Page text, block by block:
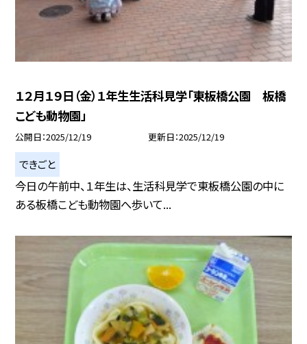
１２月１９日（金）１年生生活科見学「東板橋公園 板橋
こども動物園」
公開日 2025/12/19 更新日 2025/12/19
できごと
今日の午前中、１年生は、生活科見学で東板橋公園の中に
ある板橋こども動物園へ歩いて...